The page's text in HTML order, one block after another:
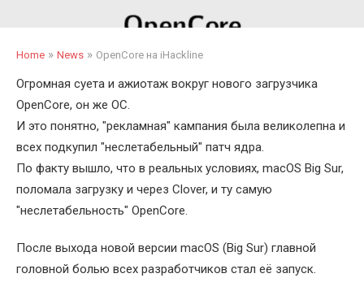
Home » News » OpenCore на iHackline
Огромная суета и ажиотаж вокруг нового загрузчика
OpenCore, он же ОС.
И это понятно, "рекламная" кампания была великолепна и
всех подкупил "неслетабельный" патч ядра.
По факту вышло, что в реальных условиях, macOS Big Sur,
поломала загрузку и через Clover, и ту самую
"неслетабельность" OpenCore.
После выхода новой версии macOS (Big Sur) главной
головной болью всех разработчиков стал её запуск.